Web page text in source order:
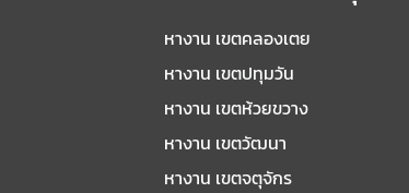
หางาน เขตคลองเตย
หางาน เขตปทุมวัน
หางาน เขตห้วยขวาง
หางาน เขตวัฒนา
หางาน เขตจตุจักร